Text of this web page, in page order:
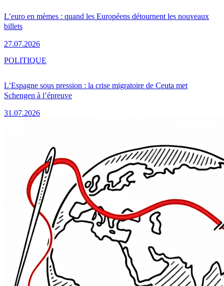
L’euro en mèmes : quand les Européens détournent les nouveaux
billets
27.07.2026
L’Espagne sous pression : la crise migratoire de Ceuta met
Schengen à l’épreuve
31.07.2026
POLITIQUE